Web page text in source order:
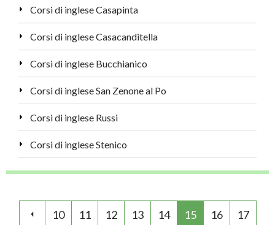
Corsi di inglese Casapinta
Corsi di inglese Casacanditella
Corsi di inglese Bucchianico
Corsi di inglese San Zenone al Po
Corsi di inglese Russi
Corsi di inglese Stenico
10 11 12 13 14 15 16 17